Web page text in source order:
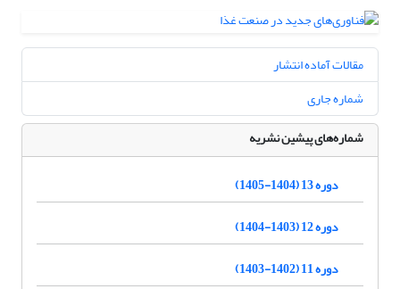
مقالات آماده انتشار
شماره جاری
شماره‌های پیشین نشریه
دوره 13 (1404-1405)
دوره 12 (1403-1404)
دوره 11 (1402-1403)